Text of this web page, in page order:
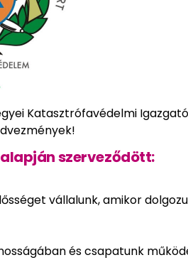
Katasztrófavédelmi
szerveződött:
vállalunk, amikor
és csapatunk